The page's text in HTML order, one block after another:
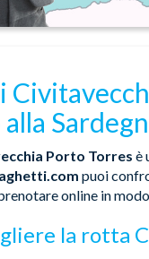
Porto Torres è
puoi
online in
la rotta